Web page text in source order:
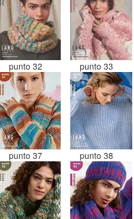
punto 32 punto 33
punto 37 punto 38